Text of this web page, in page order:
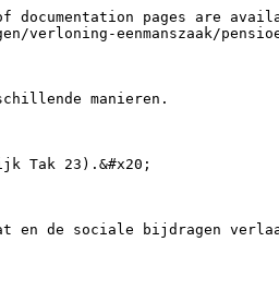
pages are
eenmanszaak/
manieren.
Tak 23).&#x20;
en de sociale bijdragen